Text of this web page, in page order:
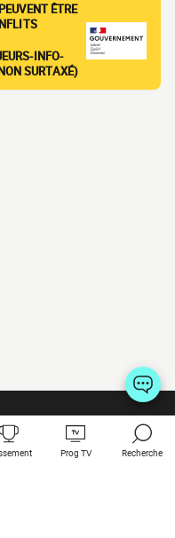
ÊTRE
INFO-
SURTAXÉ)
Prog TV Recherche